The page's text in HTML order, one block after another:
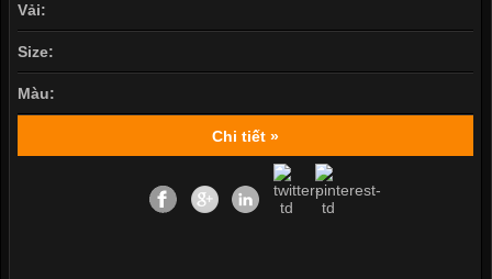
Vải:
Size:
Màu:
Chi tiết »